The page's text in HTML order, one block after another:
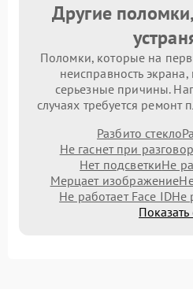
Другие
Поломки, которые на
неисправность экрана,
серьезные причины.
случаях требуется ремонт
Разбито стекло
Не гаснет при
Нет подсветкиНе
Мерцает изображение
Не работает Face IDНе